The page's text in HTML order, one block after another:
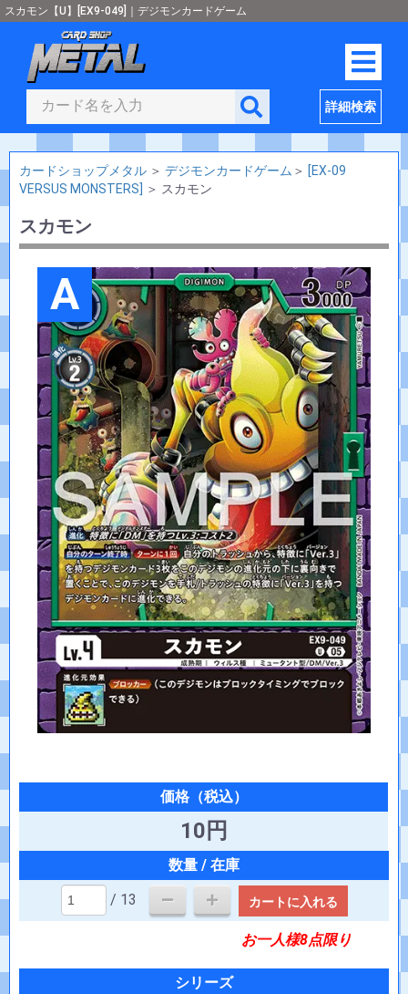
スカモン【U】[EX9-049]｜デジモンカードゲーム
詳細検索
カードショップメタル ＞ デジモンカードゲーム ＞ [EX-09
VERSUS MONSTERS]
＞ スカモン
スカモン
A
10円
/ 13 カートに入れる
お一人様8点限り
シリーズ